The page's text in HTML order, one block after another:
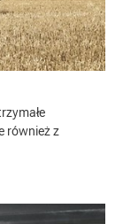
również z